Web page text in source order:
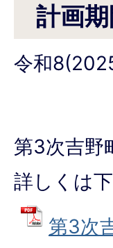
計画期
令和
第3次吉野
詳しくは
第3次